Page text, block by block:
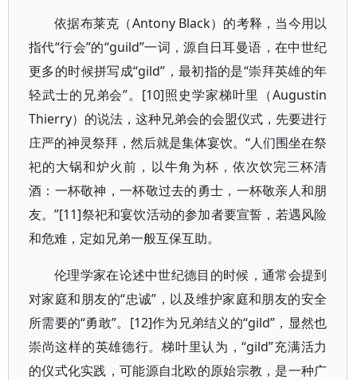
依据布莱克（Antony Black）的考释，当今用以
指代“行会”的“guild”一词，源自日耳曼语，在中世纪
更多的时候拼写成“gild”，最初指的是“崇拜英雄的年
轻武士的兄弟会”。[10]照史学家梯叶里（Augustin
Thierry）的说法，这种兄弟会的会盟仪式，先要进行
庄严的神灵祭拜，然后就是集体宴饮。“人们围坐在祭
祀的大锅和炉火前，以牛角为杯，依次饮完三杯清
酒：一杯敬神，一杯敬过去的勇士，一杯敬亲人和朋
友。”[11]祭祀和宴饮活动的参加者要宣誓，若遇风险
和危难，定如兄弟一般互保互助。
伦理学家在论述中世纪德目的时候，通常会提到
对家庭和朋友的“忠诚”，以及维护家庭和朋友的安全
所需要的“勇敢”。[12]作为兄弟结义的“gild”，显然也
崇尚这样的英雄德行。梯叶里认为，“gild”充满活力
的仪式化实践，可能源自北欧的原始宗教，是一种广